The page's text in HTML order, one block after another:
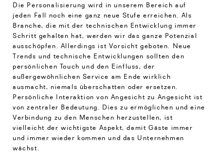
Die Personalisierung wird in unserem Bereich auf
jeden Fall noch eine ganz neue Stufe erreichen. Als
Branche, die mit der technischen Entwicklung immer
Schritt gehalten hat, werden wir das ganze Potenzial
ausschöpfen. Allerdings ist Vorsicht geboten. Neue
Trends und technische Entwicklungen sollten den
persönlichen Touch und den Einfluss, der
außergewöhnlichen Service am Ende wirklich
ausmacht, niemals überschatten oder ersetzen.
Persönliche Interaktion von Angesicht zu Angesicht ist
von zentraler Bedeutung. Dies zu ermöglichen und eine
Verbindung zu den Menschen herzustellen, ist
vielleicht der wichtigste Aspekt, damit Gäste immer
und immer wieder kommen und das Unternehmen
wächst.